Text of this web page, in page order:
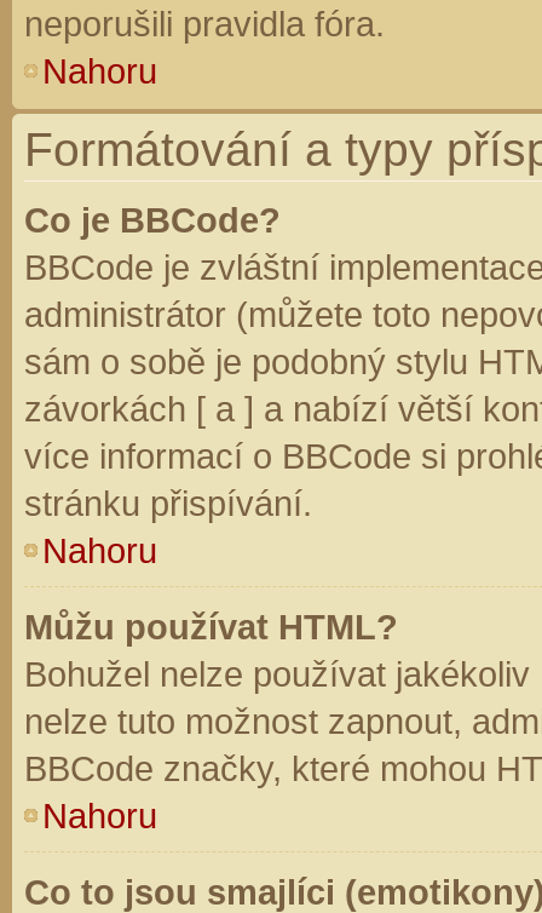
neporušili pravidla fóra.
Nahoru
Formátování a typy
Co je BBCode?
BBCode je zvláštní
administrátor (můžete toto
sám o sobě je podobný stylu
závorkách [ a ] a nabízí větší
více informací o BBCode si
stránku přispívání.
Nahoru
Můžu používat HTML?
Bohužel nelze používat
nelze tuto možnost zapnout,
BBCode značky, které mohou
Nahoru
Co to jsou smajlíci